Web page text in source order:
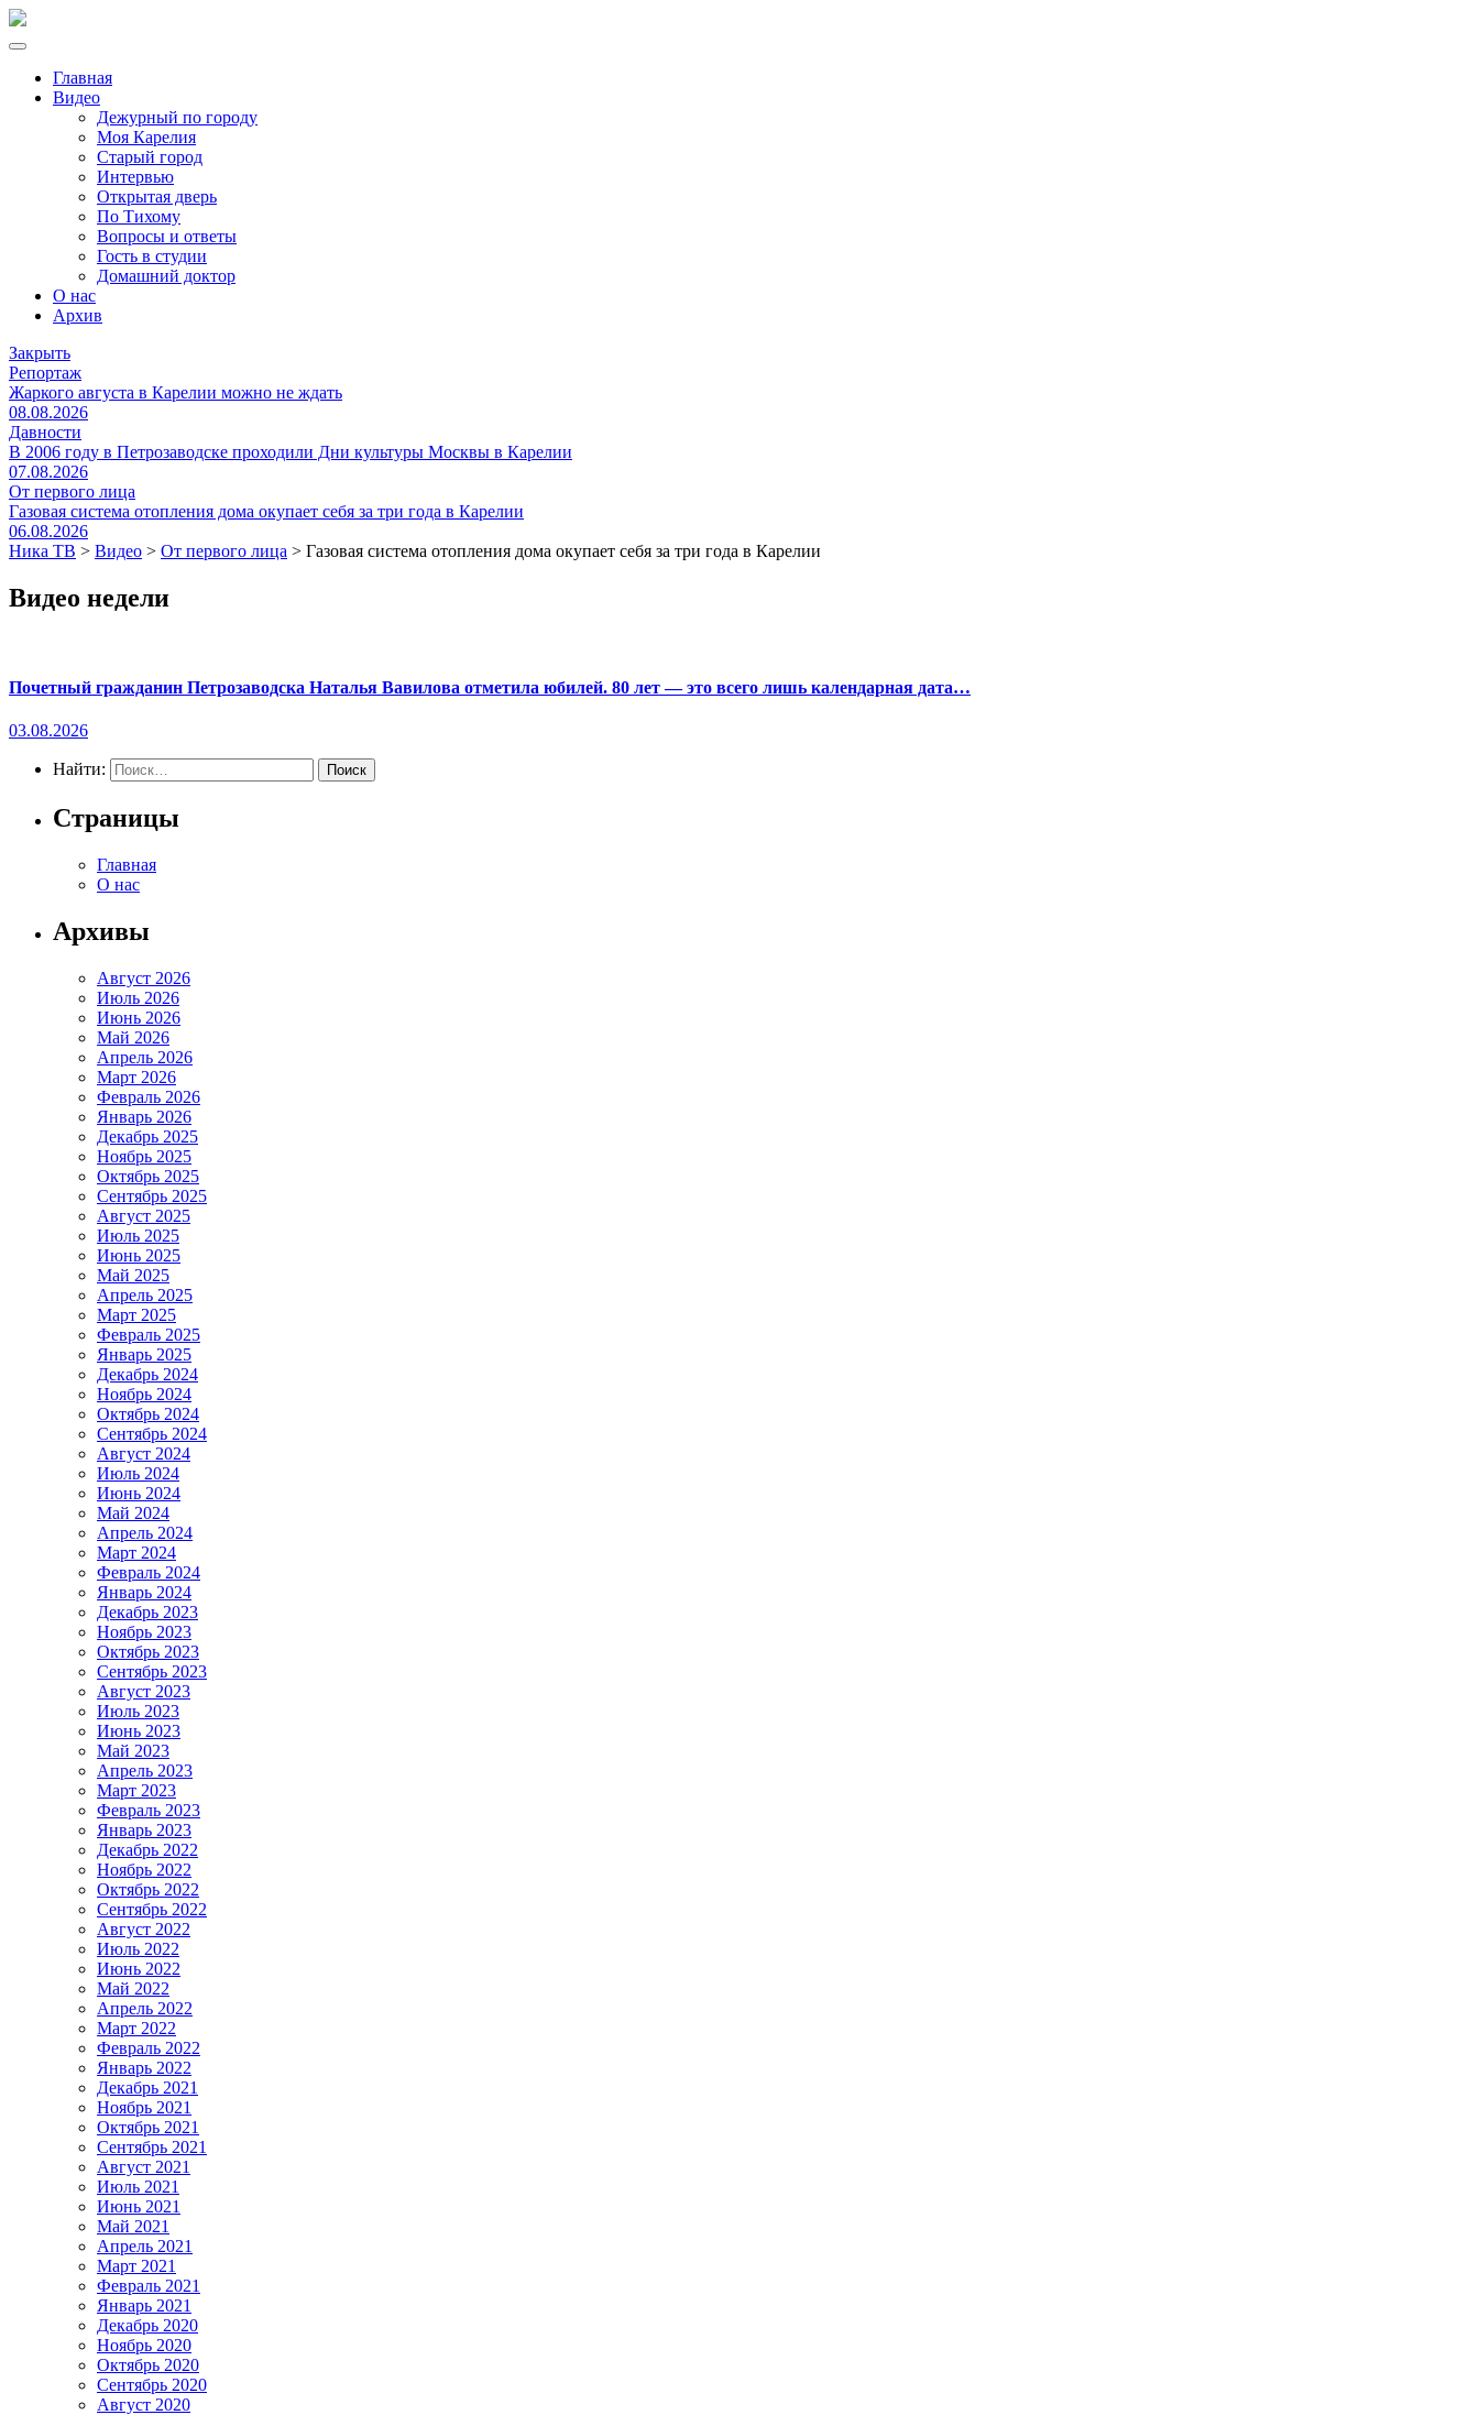
Главная
Видео
Дежурный по городу
Моя Карелия
Старый город
Интервью
Открытая дверь
По Тихому
Вопросы и ответы
Гость в студии
Домашний доктор
О нас
Архив
Закрыть
Репортаж
Жаркого августа в Карелии можно не ждать
08.08.2026
Давности
В 2006 году в Петрозаводске проходили Дни культуры Москвы в Карелии
07.08.2026
От первого лица
Газовая система отопления дома окупает себя за три года в Карелии
06.08.2026
Ника ТВ > Видео > От первого лица > Газовая система отопления дома окупает себя за три года в Карелии
Видео недели
Почетный гражданин Петрозаводска Наталья Вавилова отметила юбилей. 80 лет — это всего лишь календарная дата…
03.08.2026
Найти:
Страницы
Главная
О нас
Архивы
Август 2026
Июль 2026
Июнь 2026
Май 2026
Апрель 2026
Март 2026
Февраль 2026
Январь 2026
Декабрь 2025
Ноябрь 2025
Октябрь 2025
Сентябрь 2025
Август 2025
Июль 2025
Июнь 2025
Май 2025
Апрель 2025
Март 2025
Февраль 2025
Январь 2025
Декабрь 2024
Ноябрь 2024
Октябрь 2024
Сентябрь 2024
Август 2024
Июль 2024
Июнь 2024
Май 2024
Апрель 2024
Март 2024
Февраль 2024
Январь 2024
Декабрь 2023
Ноябрь 2023
Октябрь 2023
Сентябрь 2023
Август 2023
Июль 2023
Июнь 2023
Май 2023
Апрель 2023
Март 2023
Февраль 2023
Январь 2023
Декабрь 2022
Ноябрь 2022
Октябрь 2022
Сентябрь 2022
Август 2022
Июль 2022
Июнь 2022
Май 2022
Апрель 2022
Март 2022
Февраль 2022
Январь 2022
Декабрь 2021
Ноябрь 2021
Октябрь 2021
Сентябрь 2021
Август 2021
Июль 2021
Июнь 2021
Май 2021
Апрель 2021
Март 2021
Февраль 2021
Январь 2021
Декабрь 2020
Ноябрь 2020
Октябрь 2020
Сентябрь 2020
Август 2020